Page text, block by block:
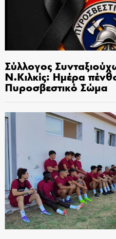
Σύλλογος
Ν.Κιλκίς: Ημέρα
Πυροσβεστικό Σώμα